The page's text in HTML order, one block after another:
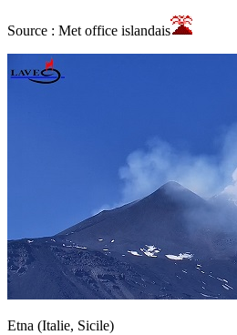
Source : Met office islandais
Etna (Italie, Sicile)